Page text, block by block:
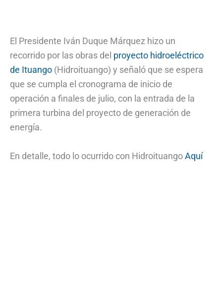
El Presidente Iván Duque Márquez hizo un
recorrido por las obras del proyecto hidroeléctrico
de Ituango (Hidroituango) y señaló que se espera
que se cumpla el cronograma de inicio de
operación a finales de julio, con la entrada de la
primera turbina del proyecto de generación de
energía.
En detalle, todo lo ocurrido con HidroituangoAquí